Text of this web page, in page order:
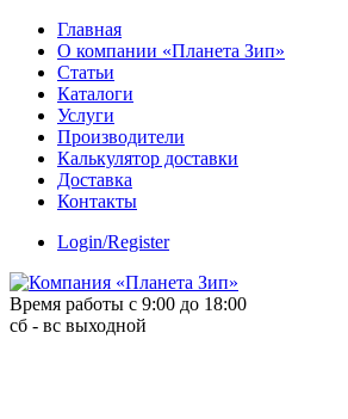
Skip
content
Главная
О компании «Планета Зип»
Статьи
Каталоги
Услуги
Производители
Калькулятор доставки
Доставка
Контакты
Login/Register
Время работы с 9:00 до 18:00
сб - вс выходной